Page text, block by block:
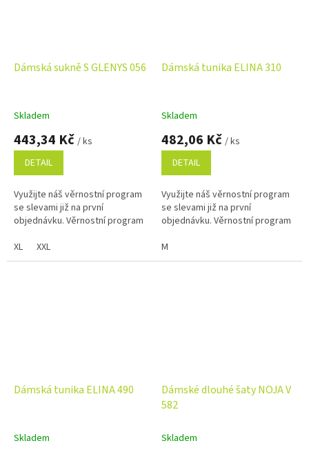
Dámská sukně S GLENYS 056
Skladem
443,34 Kč / ks
DETAIL
Využijte náš věrnostní program
se slevami již na první
objednávku. Věrnostní program
XL
XXL
Dámská tunika ELINA 310
Skladem
482,06 Kč / ks
DETAIL
Využijte náš věrnostní program
se slevami již na první
objednávku. Věrnostní program
M
Dámská tunika ELINA 490
Skladem
Dámské dlouhé šaty NOJA V
582
Skladem